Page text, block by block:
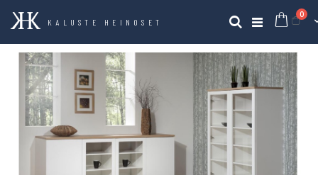
KALUSTE HEINOSET
0
Haku